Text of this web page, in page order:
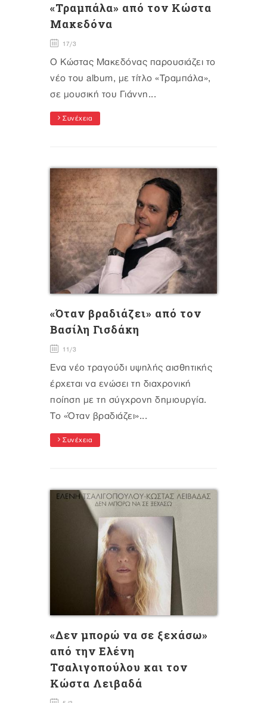
«Τραμπάλα» από τον Κώστα
Μακεδόνα
17/3
Ο Κώστας Μακεδόνας παρουσιάζει το
νέο του album, με τίτλο «Τραμπάλα»,
σε μουσική του Γιάννη...
Συνέχεια
«Όταν βραδιάζει» από τον
Βασίλη Γισδάκη
11/3
Ένα νέο τραγούδι υψηλής αισθητικής
έρχεται να ενώσει τη διαχρονική
ποίηση με τη σύγχρονη δημιουργία.
Το «Όταν βραδιάζει»...
Συνέχεια
«Δεν μπορώ να σε ξεχάσω»
από την Ελένη
Τσαλιγοπούλου και τον
Κώστα Λειβαδά